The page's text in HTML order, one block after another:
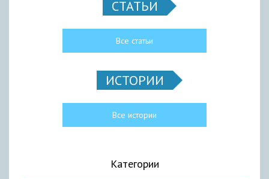
СТАТЬИ
Все статьи
ИСТОРИИ
Все истории
Категории